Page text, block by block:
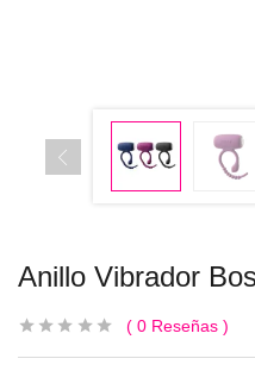
Anillo Vibrador
0 Reseñas